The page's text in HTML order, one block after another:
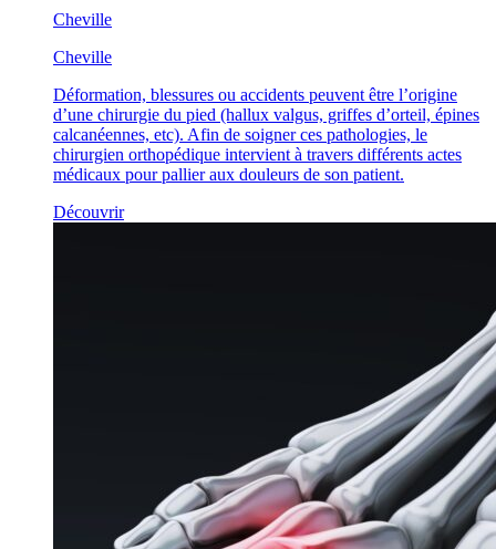
Cheville
Cheville
Déformation, blessures ou accidents peuvent être l’origine
d’une chirurgie du pied (hallux valgus, griffes d’orteil, épines
calcanéennes, etc). Afin de soigner ces pathologies, le
chirurgien orthopédique intervient à travers différents actes
médicaux pour pallier aux douleurs de son patient.
Découvrir